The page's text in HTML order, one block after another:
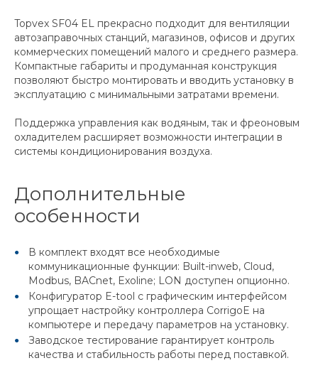
Topvex SF04 EL прекрасно подходит для вентиляции
автозаправочных станций, магазинов, офисов и других
коммерческих помещений малого и среднего размера.
Компактные габариты и продуманная конструкция
позволяют быстро монтировать и вводить установку в
эксплуатацию с минимальными затратами времени.
Поддержка управления как водяным, так и фреоновым
охладителем расширяет возможности интеграции в
системы кондиционирования воздуха.
Дополнительные
особенности
В комплект входят все необходимые
коммуникационные функции: Built-inweb, Cloud,
Modbus, BACnet, Exoline; LON доступен опционно.
Конфигуратор E-tool с графическим интерфейсом
упрощает настройку контроллера CorrigoE на
компьютере и передачу параметров на установку.
Заводское тестирование гарантирует контроль
качества и стабильность работы перед поставкой.